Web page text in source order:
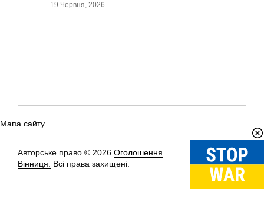
19 Червня, 2026
Мапа сайту
Авторське право © 2026 Оголошення
Вінниця.
Всі права захищені.
Вгору↑